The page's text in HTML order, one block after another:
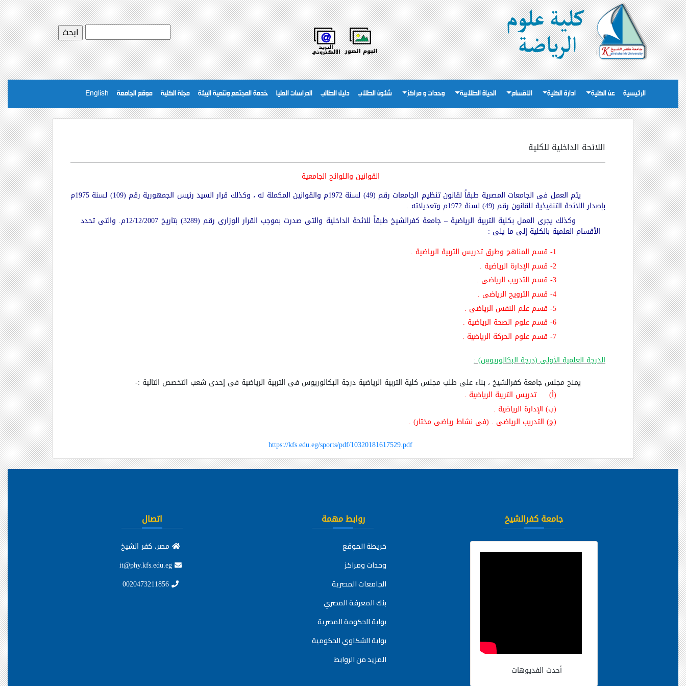
الرئيسية عن الكلية ادارة الكلية الاقسام الحياة الطلابية وحدات و مراكز شئون الطلاب دليل الطالب الدراسات العليا خدمة المجتمع وتنمية البيئة مجلة الكلية موقع الجامعة English
اللائحة الداخلية للكلية
القوانين واللوائح الجامعية
يتم العمل فى الجامعات المصرية طبقاً لقانون تنظيم الجامعات رقم (49) لسنة 1972م والقوانين المكملة له ، وكذلك قرار السيد رئيس الجمهورية رقم (109) لسنة 1975م
بإصدار اللائحة التنفيذية للقانون رقم (49) لسنة 1972م وتعديلاته .
وكذلك يجرى العمل بكلية التربية الرياضية – جامعة كفرالشيخ طبقاً للائحة الداخلية والتى صدرت بموجب القرار الوزارى رقم (3289) بتاريخ 12/12/2007م. والتى تحدد
الأقسام العلمية بالكلية إلى ما يلى :
1- قسم المناهج وطرق تدريس التربية الرياضية .
2- قسم الإدارة الرياضية .
3- قسم التدريب الرياضى .
4- قسم الترويح الرياضى .
5- قسم علم النفس الرياضى .
6- قسم علوم الصحة الرياضية .
7- قسم علوم الحركة الرياضية .
الدرجة العلمية الأولى (درجة البكالوريوس) :
يمنح مجلس جامعة كفرالشيخ ، بناء على طلب مجلس كلية التربية الرياضية درجة البكالوريوس فى التربية الرياضية فى إحدى شعب التخصص التالية :-
(أ‌)
تدريس التربية الرياضية .
(ب‌) الإدارة الرياضية .
(ج) التدريب الرياضى . (فى نشاط رياضى مختار) .
https://kfs.edu.eg/sports/pdf/10320181617529.pdf
جامعة كفرالشيخ
أحدث الفديوهات
روابط مهمة
خريطة الموقع
وحدات ومراكز
الجامعات المصرية
بنك المعرفة المصري
بوابة الحكومة المصرية
بوابة الشكاوي الحكومية
المزيد من الروابط
اتصال
مصر، كفر الشيخ